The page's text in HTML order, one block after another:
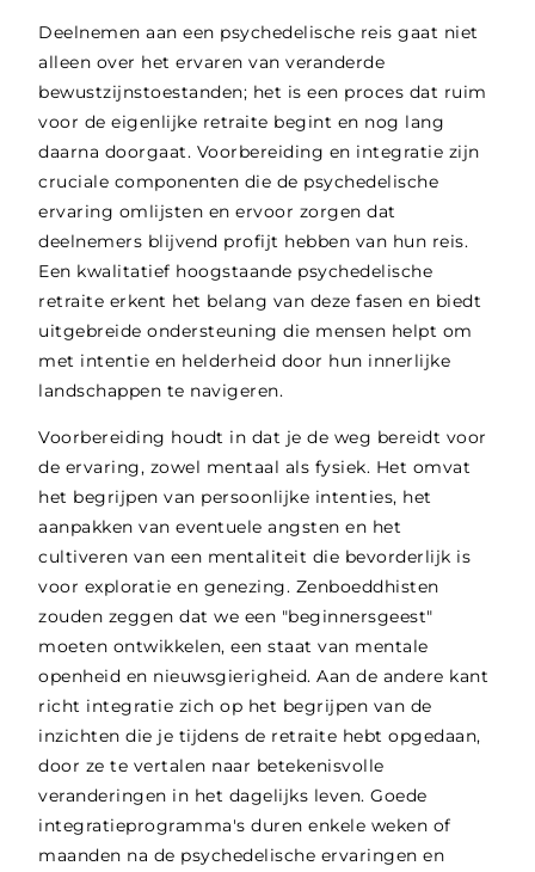
Deelnemen aan een psychedelische reis gaat niet
alleen over het ervaren van veranderde
bewustzijnstoestanden; het is een proces dat ruim
voor de eigenlijke retraite begint en nog lang
daarna doorgaat. Voorbereiding en integratie zijn
cruciale componenten die de psychedelische
ervaring omlijsten en ervoor zorgen dat
deelnemers blijvend profijt hebben van hun reis.
Een kwalitatief hoogstaande psychedelische
retraite erkent het belang van deze fasen en biedt
uitgebreide ondersteuning die mensen helpt om
met intentie en helderheid door hun innerlijke
landschappen te navigeren.
Voorbereiding houdt in dat je de weg bereidt voor
de ervaring, zowel mentaal als fysiek. Het omvat
het begrijpen van persoonlijke intenties, het
aanpakken van eventuele angsten en het
cultiveren van een mentaliteit die bevorderlijk is
voor exploratie en genezing. Zenboeddhisten
zouden zeggen dat we een "beginnersgeest"
moeten ontwikkelen, een staat van mentale
openheid en nieuwsgierigheid. Aan de andere kant
richt integratie zich op het begrijpen van de
inzichten die je tijdens de retraite hebt opgedaan,
door ze te vertalen naar betekenisvolle
veranderingen in het dagelijks leven. Goede
integratieprogramma's duren enkele weken of
maanden na de psychedelische ervaringen en